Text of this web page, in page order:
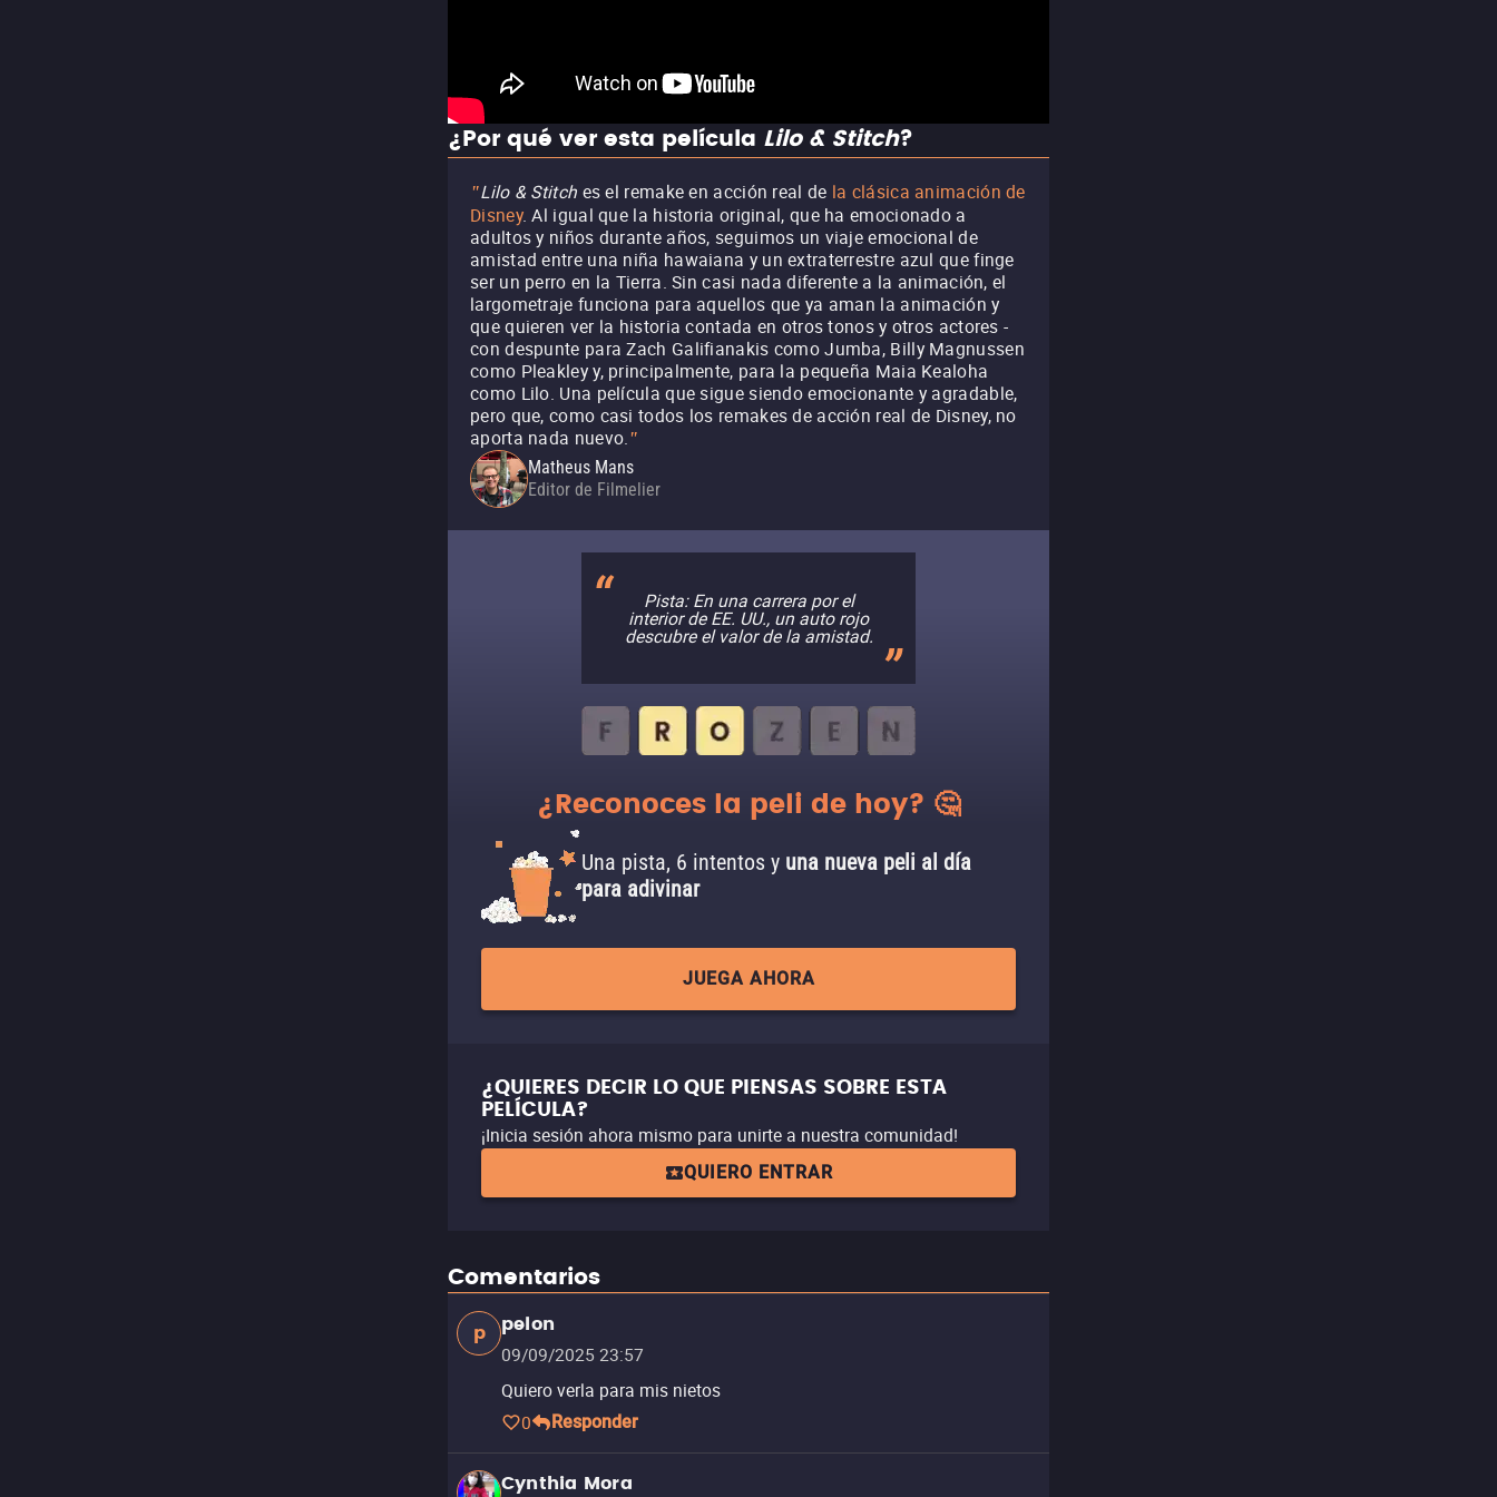
¿Por qué ver esta película Lilo & Stitch?
"Lilo & Stitch es el remake en acción real de la clásica animación de
Disney. Al igual que la historia original, que ha emocionado a
adultos y niños durante años, seguimos un viaje emocional de
amistad entre una niña hawaiana y un extraterrestre azul que finge
ser un perro en la Tierra. Sin casi nada diferente a la animación, el
largometraje funciona para aquellos que ya aman la animación y
que quieren ver la historia contada en otros tonos y otros actores -
con despunte para Zach Galifianakis como Jumba, Billy Magnussen
como Pleakley y, principalmente, para la pequeña Maia Kealoha
como Lilo. Una película que sigue siendo emocionante y agradable,
pero que, como casi todos los remakes de acción real de Disney, no
aporta nada nuevo."
Matheus Mans
Editor de Filmelier
Pista: En una carrera por el
interior de EE. UU., un auto rojo
descubre el valor de la amistad.
¿Reconoces la peli de hoy? 🤔
Una pista, 6 intentos y una nueva peli al día
para adivinar
JUEGA AHORA
¿QUIERES DECIR LO QUE PIENSAS SOBRE ESTA
PELÍCULA?
¡Inicia sesión ahora mismo para unirte a nuestra comunidad!
QUIERO ENTRAR
Comentarios
p pelon
09/09/2025 23:57
Quiero verla para mis nietos
0
Responder
Cynthia Mora